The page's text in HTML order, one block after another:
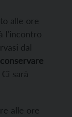
alle ore
l’incontro
dal
Ci sarà
alle ore